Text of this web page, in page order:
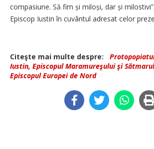
compasiune. Să fim și miloși, dar și
Episcop Iustin în cuvântul adresat celor
Citeşte mai multe despre:
Iustin, Episcopul Maramureşului şi
Episcopul Europei de Nord